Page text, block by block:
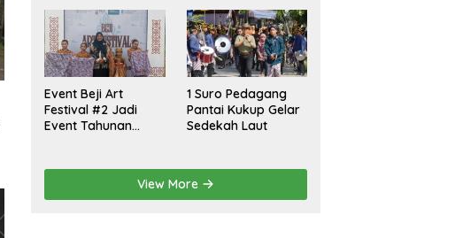
Wisatawan Padusan
Event Beji Art
Festival #2 Jadi
Event Tahunan
1 Suro Pedagang
Pantai Kukup Gelar
Sedekah Laut
View More